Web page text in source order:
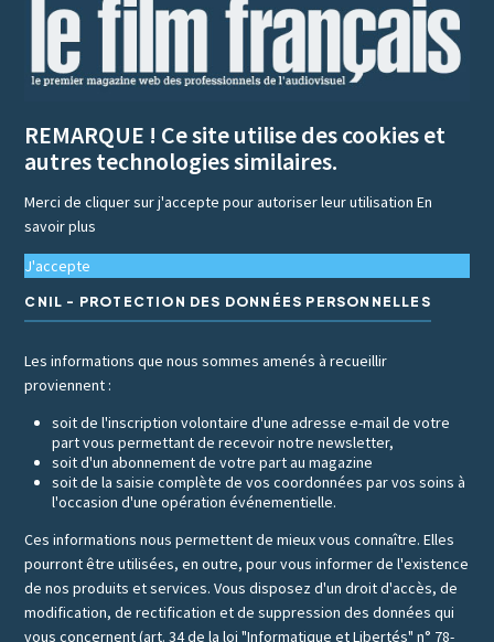
REMARQUE ! Ce site utilise des cookies et
autres technologies similaires.
Merci de cliquer sur j'accepte pour autoriser leur utilisationEn
savoir plus
J'accepte
CNIL - PROTECTION DES DONNÉES PERSONNELLES
Les informations que nous sommes amenés à recueillir
proviennent :
soit de l'inscription volontaire d'une adresse e-mail de votre
part vous permettant de recevoir notre newsletter,
soit d'un abonnement de votre part au magazine
soit de la saisie complète de vos coordonnées par vos soins à
l'occasion d'une opération événementielle.
Ces informations nous permettent de mieux vous connaître. Elles
pourront être utilisées, en outre, pour vous informer de l'existence
de nos produits et services. Vous disposez d'un droit d'accès, de
modification, de rectification et de suppression des données qui
vous concernent (art. 34 de la loi "Informatique et Libertés" n° 78-